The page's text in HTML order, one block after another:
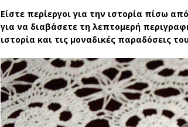
Είστε περίεργοι για την ιστορία πίσω
για να διαβάσετε τη λεπτομερή
ιστορία και τις μοναδικές παραδόσεις